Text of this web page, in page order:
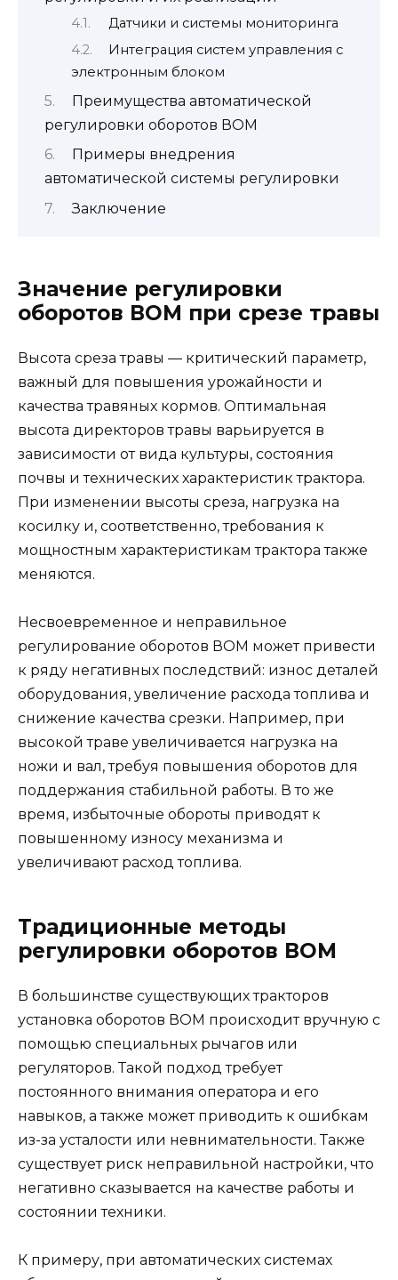
Датчики и системы мониторинга
Интеграция систем управления с
электронным блоком
Преимущества автоматической
регулировки оборотов ВОМ
Примеры внедрения
автоматической системы регулировки
Заключение
Значение регулировки
оборотов ВОМ при срезе травы
Высота среза травы — критический параметр,
важный для повышения урожайности и
качества травяных кормов. Оптимальная
высота директоров травы варьируется в
зависимости от вида культуры, состояния
почвы и технических характеристик трактора.
При изменении высоты среза, нагрузка на
косилку и, соответственно, требования к
мощностным характеристикам трактора также
меняются.
Несвоевременное и неправильное
регулирование оборотов ВОМ может привести
к ряду негативных последствий: износ деталей
оборудования, увеличение расхода топлива и
снижение качества срезки. Например, при
высокой траве увеличивается нагрузка на
ножи и вал, требуя повышения оборотов для
поддержания стабильной работы. В то же
время, избыточные обороты приводят к
повышенному износу механизма и
увеличивают расход топлива.
Традиционные методы
регулировки оборотов ВОМ
В большинстве существующих тракторов
установка оборотов ВОМ происходит вручную с
помощью специальных рычагов или
регуляторов. Такой подход требует
постоянного внимания оператора и его
навыков, а также может приводить к ошибкам
из-за усталости или невнимательности. Также
существует риск неправильной настройки, что
негативно сказывается на качестве работы и
состоянии техники.
К примеру, при автоматических системах